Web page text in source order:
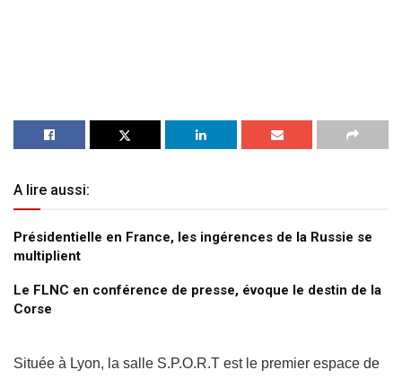
A lire aussi:
Présidentielle en France, les ingérences de la Russie se
multiplient
Le FLNC en conférence de presse, évoque le destin de la
Corse
Située à Lyon, la salle S.P.O.R.T est le premier espace de